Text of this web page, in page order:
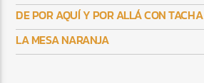
DE POR AQUÍ Y POR ALLÁ CON TACHA
LA MESA NARANJA